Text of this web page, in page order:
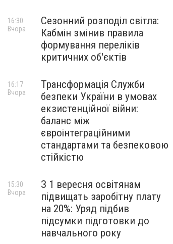
Сезонний розподіл світла:
Кабмін змінив правила
формування переліків
критичних об'єктів
16:30
Вчора
Трансформація Служби
безпеки України в умовах
екзистенційної війни:
баланс між
євроінтеграційними
стандартами та безпековою
стійкістю
16:17
Вчора
З 1 вересня освітянам
підвищать заробітну плату
на 20%: Уряд підбив
підсумки підготовки до
навчального року
15:30
Вчора